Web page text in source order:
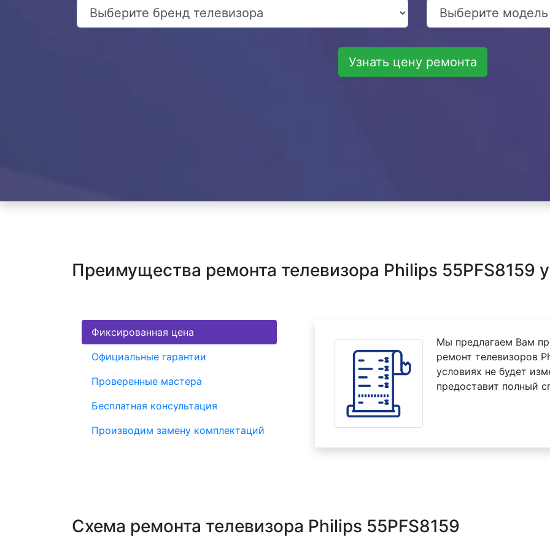
Узнать цену ремонта
Преимущества ремонта телевизора Philips 55PFS8159
Фиксированная цена
Официальные гарантии
Проверенные мастера
Бесплатная консультация
Производим замену комплектаций
Мы предлагаем Вам
ремонт телевизоров
условиях не будет
предоставит полный
Схема ремонта телевизора Philips 55PFS8159